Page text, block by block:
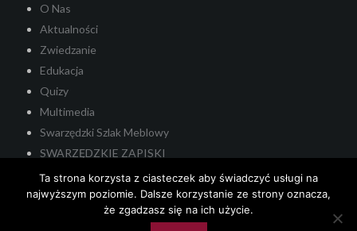
O Nas
Aktualności
Zwiedzanie
Edukacja
Quizy
Multimedia
Swarzędzki Szlak Meblowy
SWARZĘDZKIE ZAPISKI
Quest
KONTAKT
Ta strona korzysta z ciasteczek aby świadczyć usługi na
najwyższym poziomie. Dalsze korzystanie ze strony oznacza,
że zgadzasz się na ich użycie.